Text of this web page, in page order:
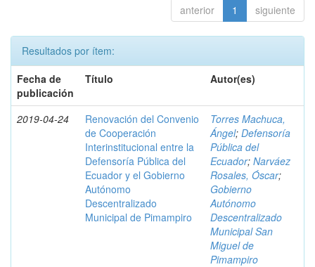
anterior 1 siguiente
Resultados por ítem:
Fecha de
publicación
Título Autor(es)
2019-04-24
Renovación del Convenio
de Cooperación
Interinstitucional entre la
Defensoría Pública del
Ecuador y el Gobierno
Autónomo
Descentralizado
Municipal de Pimampiro
Torres Machuca,
Ángel; Defensoría
Pública del
Ecuador; Narváez
Rosales, Óscar;
Gobierno
Autónomo
Descentralizado
Municipal San
Miguel de
Pimampiro